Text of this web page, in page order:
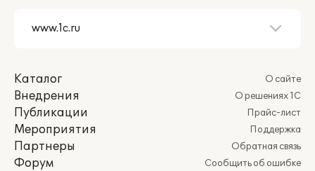
Каталог
Внедрения
Публикации
Мероприятия
Партнеры
Форум
О сайте
О решениях 1С
Прайс-лист
Поддержка
Обратная связь
Сообщить об ошибке